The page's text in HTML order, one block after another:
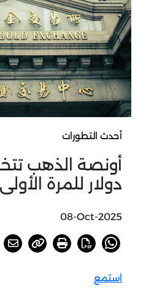
أحدث التطورات
أونصة الذهب
دولار للمرة
08-Oct-2025
استمع